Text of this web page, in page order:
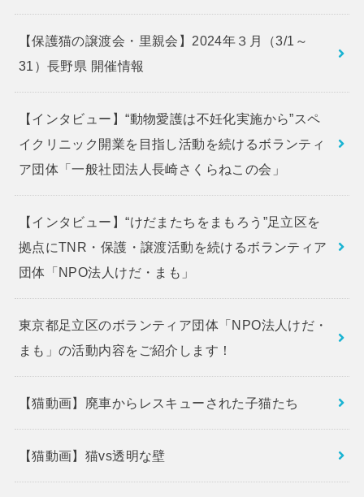
【保護猫の譲渡会・里親会】2024年３月（3/1～
31）長野県 開催情報
【インタビュー】“動物愛護は不妊化実施から”スペ
イクリニック開業を目指し活動を続けるボランティ
ア団体「一般社団法人長崎さくらねこの会」
【インタビュー】“けだまたちをまもろう”足立区を
拠点にTNR・保護・譲渡活動を続けるボランティア
団体「NPO法人けだ・まも」
東京都足立区のボランティア団体「NPO法人けだ・
まも」の活動内容をご紹介します！
【猫動画】廃車からレスキューされた子猫たち
【猫動画】猫vs透明な壁